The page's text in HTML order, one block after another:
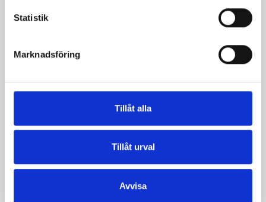
Statistik
Marknadsföring
Tillåt alla
Tillåt urval
Avvisa